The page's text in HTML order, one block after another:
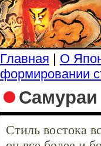
Главная | О
формировании
Самураи
Стиль востока